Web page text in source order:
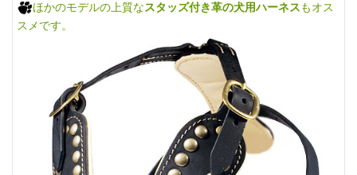
ほかのモデルの上質なスタッズ付き革の犬用ハーネスもオス
スメです。